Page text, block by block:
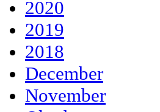
2020
2019
2018
December
November